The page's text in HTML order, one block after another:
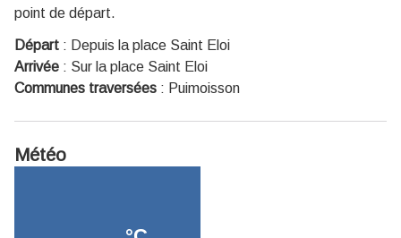
point de départ.
Départ : Depuis la place Saint Eloi
Arrivée : Sur la place Saint Eloi
Communes traversées : Puimoisson
Météo